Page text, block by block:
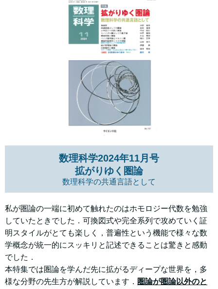
数理科学2024年11月号
拡がりゆく圏論
数理科学の共通言語として
私が圏論の一端に初めて触れたのはホモロジー代数を勉強
していたときでした．可換図式や完全系列で攻めていく証
明スタイルがとても楽しく，普遍性という機能で様々な数
学概念が統一的にスッキリと記述できることは驚きと感動
でした．
本特集では圏論を学んだ先に拡がるディープな世界を，多
様な分野の先生方が解説しています． 圏論が圏論以外のと